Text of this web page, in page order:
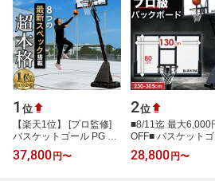
1 位
【楽天1位】 [プロ監修]
バスケットゴール PG 6
段階高さ調整 230-
305cm ミニバス 公式サ
37,800 円〜
2位
■8/11迄 最大6,000
OFF■ バスケット
無段階調整
230cm~305cm 2年
28,800 円〜